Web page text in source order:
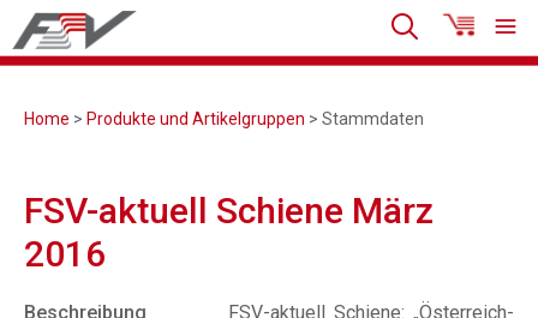
Home > Produkte und Artikelgruppen > Stammdaten
FSV-aktuell Schiene März
2016
Beschreibung
FSV-aktuell Schiene: „Österreich-